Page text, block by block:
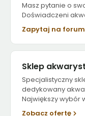
Masz pytanie o
Doświadczeni
Zapytaj na forum
Sklep
Specjalistyczny
dedykowany
Największy wybór
Zobacz ofertę